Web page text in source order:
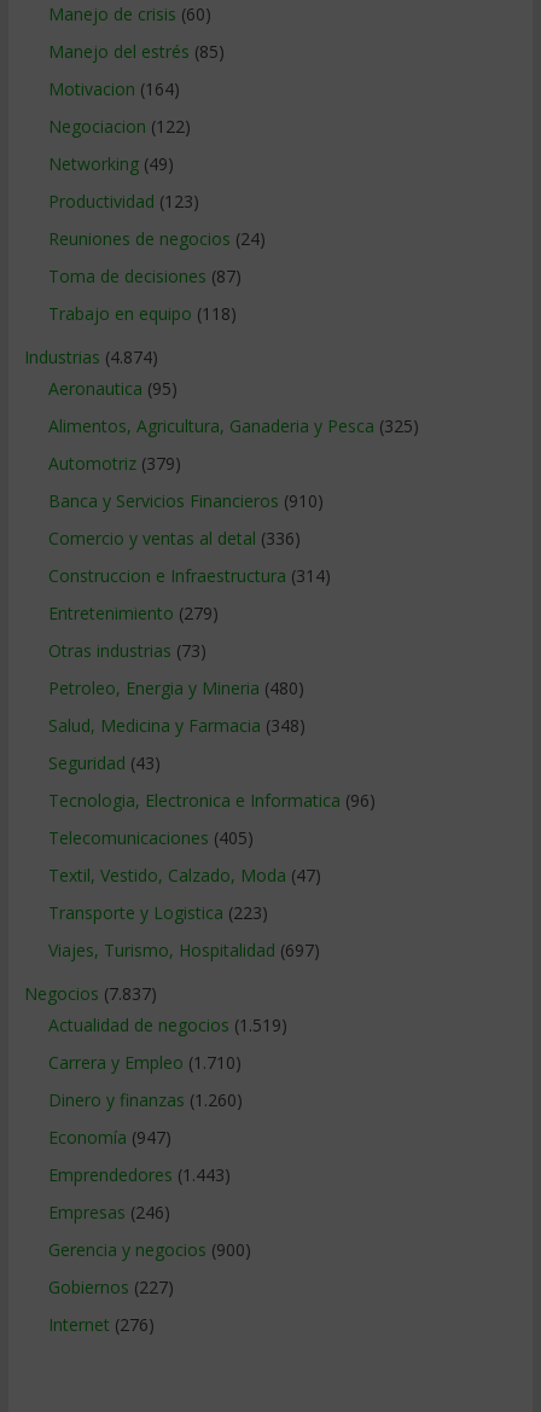
Manejo de crisis (60)
Manejo del estrés (85)
Motivacion (164)
Negociacion (122)
Networking(49)
Productividad (123)
Reuniones de negocios (24)
Toma de decisiones (87)
Trabajo en equipo (118)
Industrias (4.874)
Aeronautica (95)
Alimentos, Agricultura, Ganaderia y Pesca (325)
Automotriz(379)
Banca y Servicios Financieros (910)
Comercio y ventas al detal (336)
Construccion e Infraestructura (314)
Entretenimiento (279)
Otras industrias (73)
Petroleo, Energia y Mineria (480)
Salud, Medicina y Farmacia (348)
Seguridad (43)
Tecnologia, Electronica e Informatica (96)
Telecomunicaciones (405)
Textil, Vestido, Calzado, Moda (47)
Transporte y Logistica (223)
Viajes, Turismo, Hospitalidad (697)
Negocios (7.837)
Actualidad de negocios (1.519)
Carrera y Empleo (1.710)
Dinero y finanzas (1.260)
Economía (947)
Emprendedores (1.443)
Empresas (246)
Gerencia y negocios (900)
Gobiernos (227)
Internet (276)